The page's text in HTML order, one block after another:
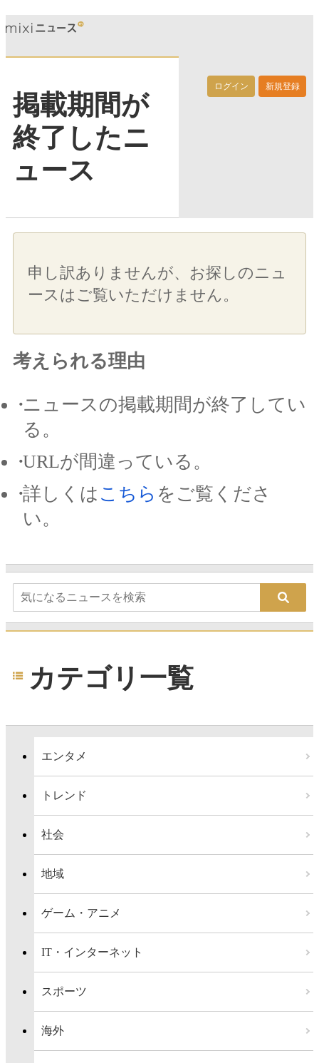
ログイン 新規登録
掲載期間が
終了したニ
ュース
申し訳ありませんが、お探しのニュ
ースはご覧いただけません。
考えられる理由
ニュースの掲載期間が終了してい
る。
URLが間違っている。
詳しくは こちら をご覧くださ
い。
カテゴリ一覧
エンタメ
トレンド
社会
地域
ゲーム・アニメ
IT・インターネット
スポーツ
海外